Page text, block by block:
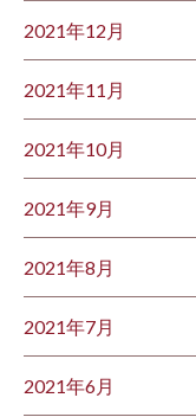
2021年12月
2021年11月
2021年10月
2021年9月
2021年8月
2021年7月
2021年6月